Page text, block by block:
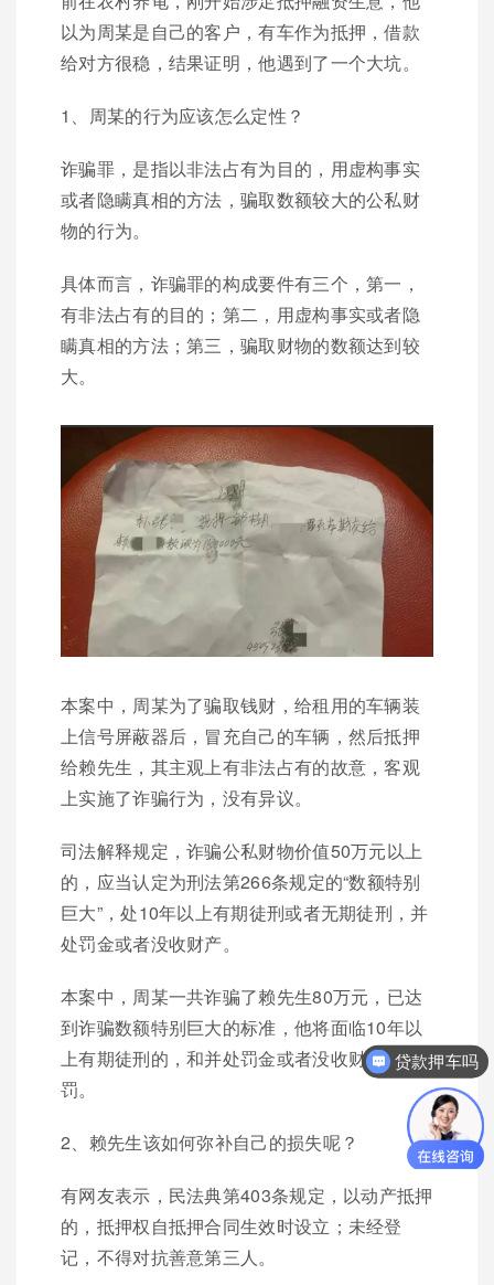
以为周某是自己的客户，有车作为抵押，借款
给对方很稳，结果证明，他遇到了一个大坑。
1、周某的行为应该怎么定性？
诈骗罪，是指以非法占有为目的，用虚构事实
或者隐瞒真相的方法，骗取数额较大的公私财
物的行为。
具体而言，诈骗罪的构成要件有三个，第一，
有非法占有的目的；第二，用虚构事实或者隐
瞒真相的方法；第三，骗取财物的数额达到较
大。
本案中，周某为了骗取钱财，给租用的车辆装
上信号屏蔽器后，冒充自己的车辆，然后抵押
给赖先生，其主观上有非法占有的故意，客观
上实施了诈骗行为，没有异议。
司法解释规定，诈骗公私财物价值50万元以上
的，应当认定为刑法第266条规定的“数额特别
巨大”，处10年以上有期徒刑或者无期徒刑，并
处罚金或者没收财产。
本案中，周某一共诈骗了赖先生80万元，已达
到诈骗数额特别巨大的标准，他将面临10年以
上有期徒刑的，和并处罚金或者没收财产的处
罚。
2、赖先生该如何弥补自己的损失呢？
有网友表示，民法典第403条规定，以动产抵押
的，抵押权自抵押合同生效时设立；未经登
记，不得对抗善意第三人。
贷款押车吗